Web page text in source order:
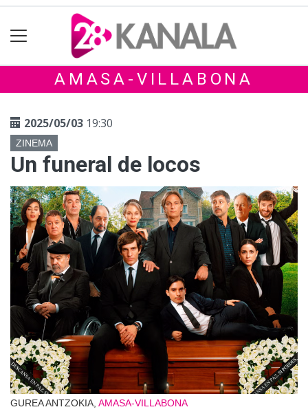
AMASA-VILLABONA
2025/05/03 19:30
ZINEMA
Un funeral de locos
GUREA ANTZOKIA, AMASA-VILLABONA